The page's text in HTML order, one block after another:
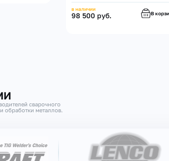
в наличии
98 500 руб. В
сварочного
обработки металлов.